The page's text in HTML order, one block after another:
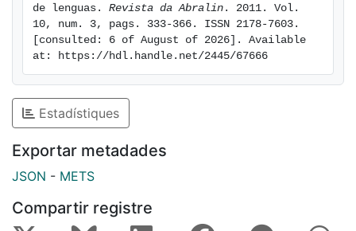
de lenguas. Revista da Abralin . 2011. Vol.
10, num. 3, pags. 333-366. ISSN 2178-7603.
[consulted: 6 of August of 2026]. Available
at: https://hdl.handle.net/2445/67666
Estadístiques
Exportar metadades
JSON - METS
Compartir registre